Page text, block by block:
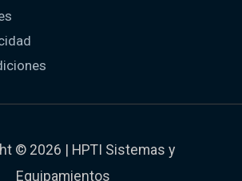
© 2026 | HPTI Sistemas y
Equipamientos